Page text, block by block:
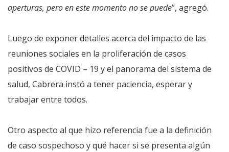
aperturas, pero en este momento no se puede”, agregó.
Luego de exponer detalles acerca del impacto de las
reuniones sociales en la proliferación de casos
positivos de COVID – 19 y el panorama del sistema de
salud, Cabrera instó a tener paciencia, esperar y
trabajar entre todos.
Otro aspecto al que hizo referencia fue a la definición
de caso sospechoso y qué hacer si se presenta algún